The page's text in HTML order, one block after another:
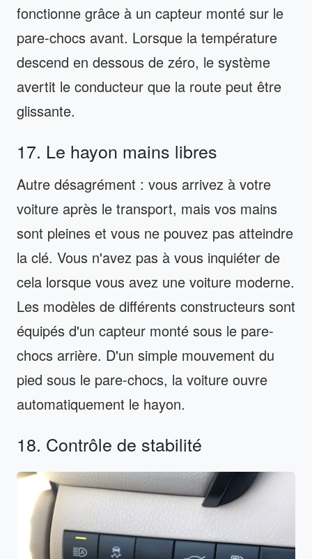
fonctionne grâce à un capteur monté sur le
pare-chocs avant. Lorsque la température
descend en dessous de zéro, le système
avertit le conducteur que la route peut être
glissante.
17. Le hayon mains libres
Autre désagrément : vous arrivez à votre
voiture après le transport, mais vos mains
sont pleines et vous ne pouvez pas atteindre
la clé. Vous n'avez pas à vous inquiéter de
cela lorsque vous avez une voiture moderne.
Les modèles de différents constructeurs sont
équipés d'un capteur monté sous le pare-
chocs arrière. D'un simple mouvement du
pied sous le pare-chocs, la voiture ouvre
automatiquement le hayon.
18. Contrôle de stabilité